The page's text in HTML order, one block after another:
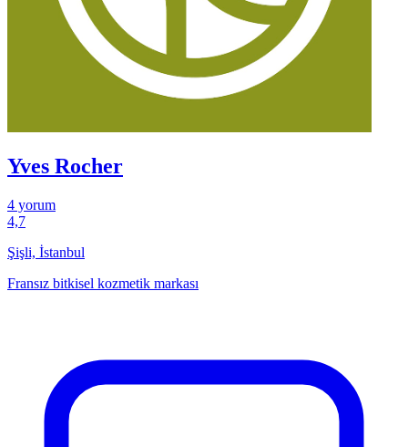
Yves Rocher
4 yorum
4,7
Şişli, İstanbul
Fransız bitkisel kozmetik markası